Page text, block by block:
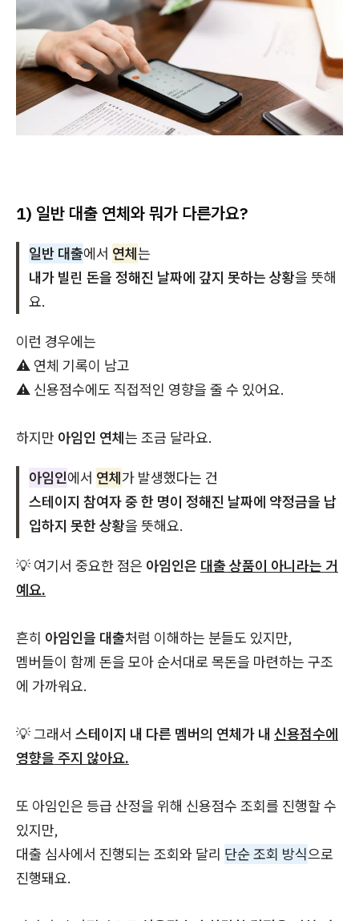
1) 일반 대출 연체와 뭐가 다른가요?
일반 대출에서 연체는
내가 빌린 돈을 정해진 날짜에 갚지 못하는 상황을 뜻해
요.
이런 경우에는
⚠️ 연체 기록이 남고
⚠️ 신용점수에도 직접적인 영향을 줄 수 있어요.
하지만 아임인 연체는 조금 달라요.
아임인에서 연체가 발생했다는 건
스테이지 참여자 중 한 명이 정해진 날짜에 약정금을 납
입하지 못한 상황을 뜻해요.
💡 여기서 중요한 점은 아임인은 대출 상품이 아니라는 거
예요.
흔히 아임인을 대출처럼 이해하는 분들도 있지만,
멤버들이 함께 돈을 모아 순서대로 목돈을 마련하는 구조
에 가까워요.
💡 그래서 스테이지 내 다른 멤버의 연체가 내 신용점수에
영향을 주지 않아요.
또 아임인은 등급 산정을 위해 신용점수 조회를 진행할 수
있지만,
대출 심사에서 진행되는 조회와 달리 단순 조회 방식으로
진행돼요.